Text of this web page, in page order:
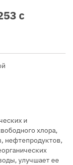
с
и
хлора,
нефтепродуктов,
улучшает ее